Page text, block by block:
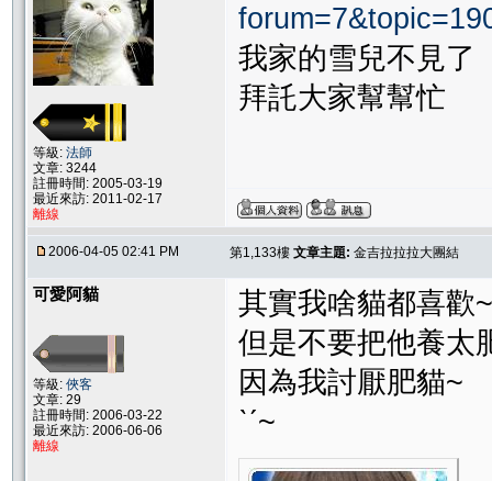
等級: 法師
文章: 3244
註冊時間: 2005-03-19
最近來訪: 2011-02-17
離線
我家的雪兒不見了
拜託大家幫幫忙
2006-04-05 02:41 PM 第1,133樓 文章主題: 金吉拉拉拉大團結
可愛阿貓
等級: 俠客
文章: 29
註冊時間: 2006-03-22
最近來訪: 2006-06-06
離線
其實我啥貓都喜歡~
但是不要把他養太
因為我討厭肥貓~
ˋˊ~